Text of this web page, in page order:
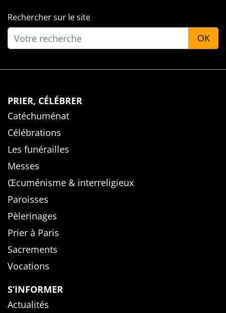
Rechercher sur le site
OK
PRIER, CÉLÉBRER
Catéchuménat
Célébrations
Les funérailles
Messes
Œcuménisme & interreligieux
Paroisses
Pèlerinages
Prier à Paris
Sacrements
Vocations
S’INFORMER
Actualités